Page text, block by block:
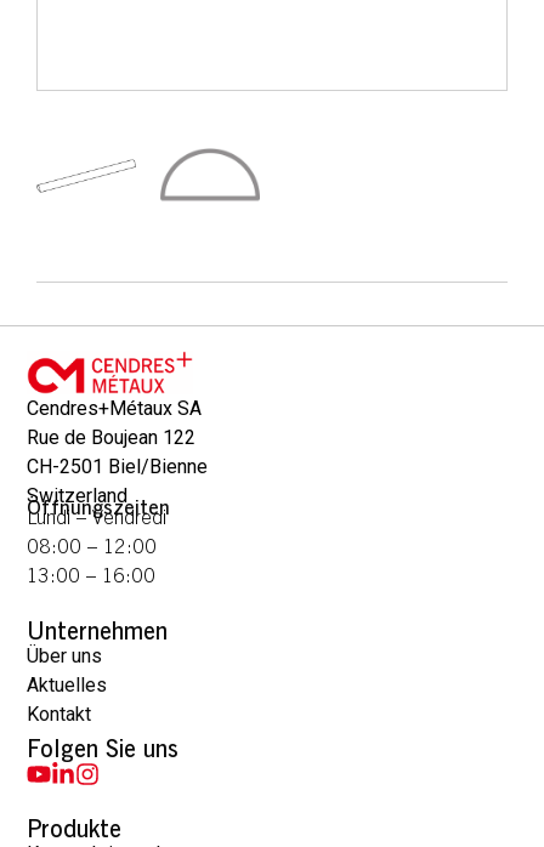
Cendres+Métaux SA
Rue de Boujean 122
CH-2501 Biel/Bienne
Switzerland
Öffnungszeiten
Lundi – Vendredi
08:00 – 12:00
13:00 – 16:00
Unternehmen
Über uns
Aktuelles
Kontakt
Folgen Sie uns
Produkte